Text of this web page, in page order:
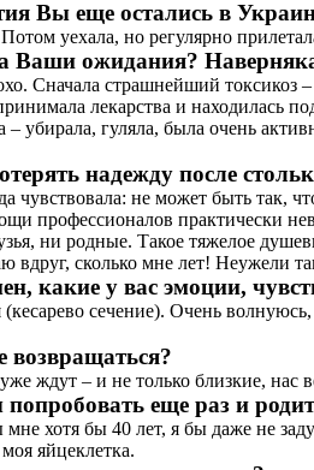
Вы еще остались в
уехала, но регулярно
Ваши ожидания?
Сначала страшнейший токсикоз
лекарства и находилась
– убирала, гуляла, была очень
надежду после
чувствовала: не может быть
профессионалов практически
ни родные. Такое тяжелое
вдруг, сколько мне лет! Неужели
какие у вас эмоции,
(кесарево сечение). Очень
возвращаться?
ждут – и не только близкие,
еще раз и
хотя бы 40 лет, я бы даже не
яйцеклетка.